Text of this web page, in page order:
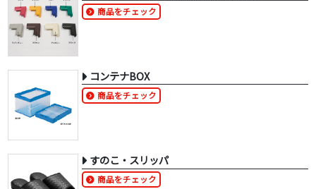
商品をチェック
コンテナBOX
商品をチェック
すのこ・スリッパ
商品をチェック